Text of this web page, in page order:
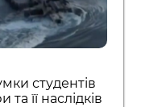
студентів
її наслідків